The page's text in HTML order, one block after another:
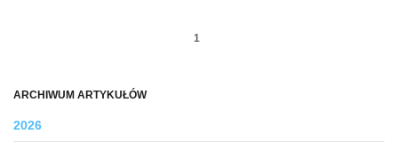
ARCHIWUM ARTYKUŁÓW
2026
1